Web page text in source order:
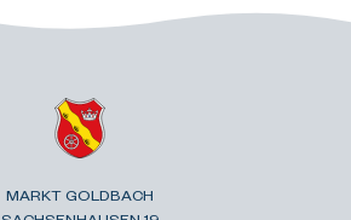
MARKT GOLDBACH